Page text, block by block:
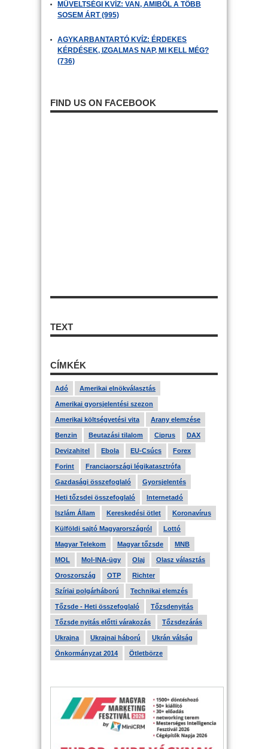
MŰVELTSÉGI KVÍZ: VAN, AMIBŐL A TÖBB
SOSEM ÁRT (995)
AGYKARBANTARTÓ KVÍZ: ÉRDEKES
KÉRDÉSEK, IZGALMAS NAP, MI KELL MÉG?
(736)
FIND US ON FACEBOOK
TEXT
CÍMKÉK
Adó Amerikai elnökválasztás
Amerikai gyorsjelentési szezon
Amerikai költségvetési vita Arany elemzése
Benzin Beutazási tilalom Ciprus DAX
Devizahitel Ebola EU-Csúcs Forex
Forint Franciaországi légikatasztrófa
Gazdasági összefoglaló Gyorsjelentés
Heti tőzsdei összefoglaló Internetadó
Iszlám Állam Kereskedési ötlet Koronavírus
Külföldi sajtó Magyarországról Lottó
Magyar Telekom Magyar tőzsde MNB
MOL Mol-INA-ügy Olaj Olasz választás
Oroszország OTP Richter
Szíriai polgárháború Technikai elemzés
Tőzsde - Heti összefoglaló Tőzsdenyitás
Tőzsde nyitás előtti várakozás Tőzsdezárás
Ukrajna Ukrajnai háború Ukrán válság
Önkormányzat 2014 Ötletbörze